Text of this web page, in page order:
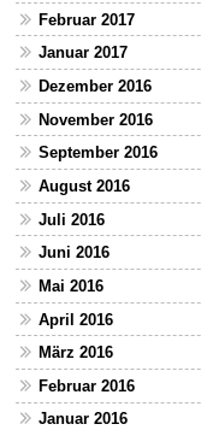
Februar 2017
Januar 2017
Dezember 2016
November 2016
September 2016
August 2016
Juli 2016
Juni 2016
Mai 2016
April 2016
März 2016
Februar 2016
Januar 2016